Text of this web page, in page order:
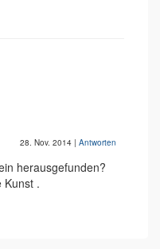
28. Nov. 2014 | Antworten
herausgefunden?
Kunst .